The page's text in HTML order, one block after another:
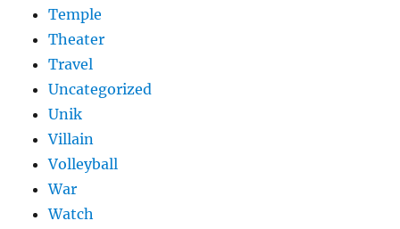
Temple
Theater
Travel
Uncategorized
Unik
Villain
Volleyball
War
Watch